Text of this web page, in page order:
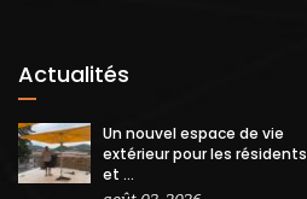
Actualités
Un nouvel espace de vie
extérieur pour les résidents
et ...